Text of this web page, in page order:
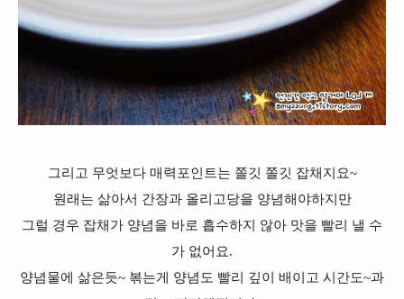
그리고 무엇보다 매력포인트는 쫄깃 쫄깃 잡채지요~
원래는 삶아서 간장과 올리고당을 양념해야하지만
그럴 경우 잡채가 양념을 바로 흡수하지 않아 맛을 빨리 낼 수
가 없어요.
양념물에 삶은듯~ 볶는게 양념도 빨리 깊이 배이고 시간도~과